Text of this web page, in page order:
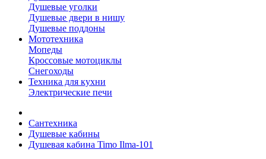
Душевые уголки
Душевые двери в нишу
Душевые поддоны
Мототехника
Мопеды
Кроссовые мотоциклы
Снегоходы
Техника для кухни
Электрические печи
Сантехника
Душевые кабины
Душевая кабина Timo Ilma-101